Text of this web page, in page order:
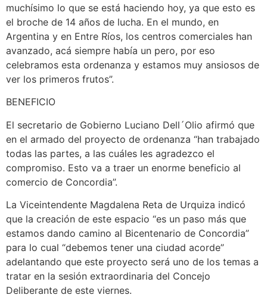
muchísimo lo que se está haciendo hoy, ya que esto es
el broche de 14 años de lucha. En el mundo, en
Argentina y en Entre Ríos, los centros comerciales han
avanzado, acá siempre había un pero, por eso
celebramos esta ordenanza y estamos muy ansiosos de
ver los primeros frutos”.
BENEFICIO
El secretario de Gobierno Luciano Dell´Olio afirmó que
en el armado del proyecto de ordenanza “han trabajado
todas las partes, a las cuáles les agradezco el
compromiso. Esto va a traer un enorme beneficio al
comercio de Concordia”.
La Viceintendente Magdalena Reta de Urquiza indicó
que la creación de este espacio “es un paso más que
estamos dando camino al Bicentenario de Concordia”
para lo cual “debemos tener una ciudad acorde”
adelantando que este proyecto será uno de los temas a
tratar en la sesión extraordinaria del Concejo
Deliberante de este viernes.